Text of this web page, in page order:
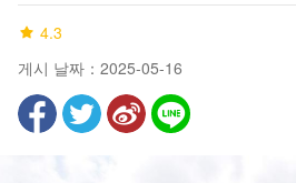
4.3
게시 날짜：2025-05-16